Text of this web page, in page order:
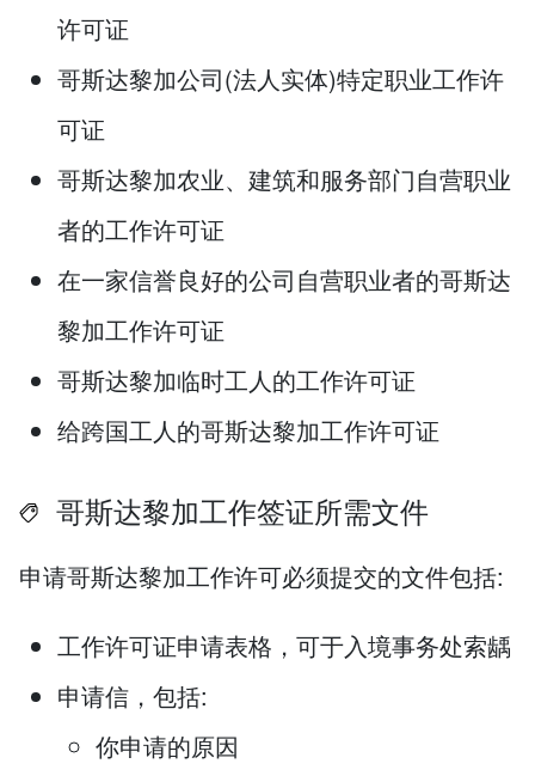
许可证
哥斯达黎加公司(法人实体)特定职业工作许
可证
哥斯达黎加农业、建筑和服务部门自营职业
者的工作许可证
在一家信誉良好的公司自营职业者的哥斯达
黎加工作许可证
哥斯达黎加临时工人的工作许可证
给跨国工人的哥斯达黎加工作许可证
哥斯达黎加工作签证所需文件
申请哥斯达黎加工作许可必须提交的文件包括:
工作许可证申请表格，可于入境事务处索龋
申请信，包括:
你申请的原因